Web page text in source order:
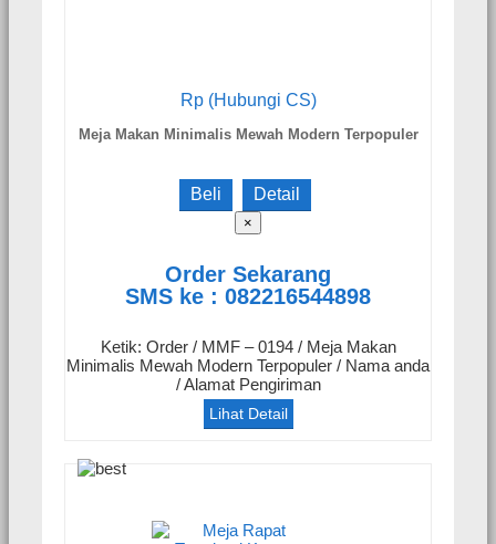
Rp (Hubungi CS)
Meja Makan Minimalis Mewah Modern Terpopuler
Beli Detail
×
Order Sekarang
SMS ke : 082216544898
Ketik: Order / MMF – 0194 / Meja Makan
Minimalis Mewah Modern Terpopuler / Nama anda
/ Alamat Pengiriman
Lihat Detail